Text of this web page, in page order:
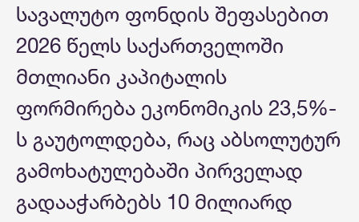
სავალუტო ფონდის შეფასებით
2026 წელს საქართველოში
მთლიანი კაპიტალის
ფორმირება ეკონომიკის 23,5%-
ს გაუტოლდება, რაც აბსოლუტურ
გამოხატულებაში პირველად
გადააჭარბებს 10 მილიარდ